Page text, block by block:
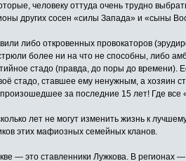
человеку оттуда очень трудно
других сосен «силы Запада» и «сыны
либо откровенных провокаторов
более ни на что не способны, либо
стадо (правда, до поры до времени).
стадо, ставшее ему ненужным, а хозяин
за последние 15 лет! Где
лет не могут изменить жизнь к
этих мафиозных семейных кланов.
— это ставленники Лужкова. В регионах